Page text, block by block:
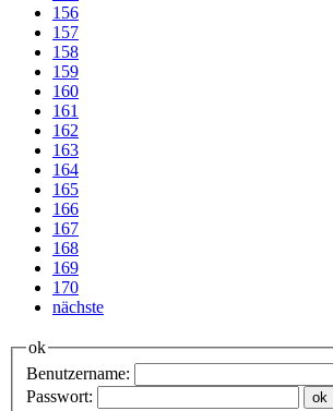
156
157
158
159
160
161
162
163
164
165
166
167
168
169
170
nächste
ok
Benutzername:
Passwort: